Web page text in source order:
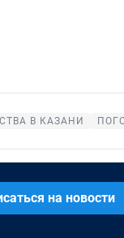
В КАЗАНИ
на новости